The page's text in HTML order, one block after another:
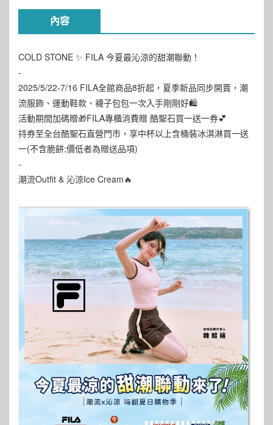
內容
COLD STONE ✨ FILA 今夏最沁涼的甜潮聯動！
-
2025/5/22-7/16 FILA全館商品8折起，夏季新品同步開賣，潮
流服飾、運動鞋款、襪子包包一次入手剛剛好🛍
活動期間加碼贈🎁FILA專櫃消費贈 酷聖石買一送一券💕
持券至全台酷聖石直營門市，享中杯以上含桶裝冰淇淋買一送
一(不含脆餅;價低者為贈送品項)
-
潮流Outfit & 沁涼Ice Cream🔥